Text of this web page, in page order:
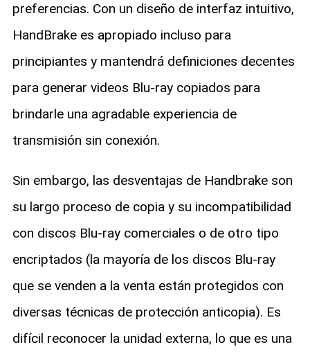
preferencias. Con un diseño de interfaz intuitivo,
HandBrake es apropiado incluso para
principiantes y mantendrá definiciones decentes
para generar videos Blu-ray copiados para
brindarle una agradable experiencia de
transmisión sin conexión.
Sin embargo, las desventajas de Handbrake son
su largo proceso de copia y su incompatibilidad
con discos Blu-ray comerciales o de otro tipo
encriptados (la mayoría de los discos Blu-ray
que se venden a la venta están protegidos con
diversas técnicas de protección anticopia). Es
difícil reconocer la unidad externa, lo que es una